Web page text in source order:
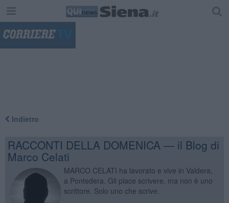
Indietro
RACCONTI DELLA DOMENICA — il Blog di
Marco Celati
MARCO CELATI ha lavorato e vive in Valdera,
a Pontedera. Gli piace scrivere, ma non è uno
scrittore. Solo uno che scrive.